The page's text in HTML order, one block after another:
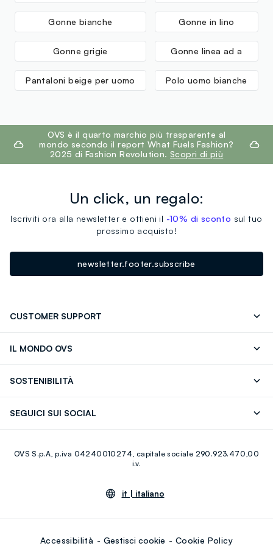
Gonne bianche Gonne in lino
Gonne grigie Gonne linea ad a
Pantaloni beige per uomo Polo uomo bianche
footer.ariatitleOVS è il quarto marchio più trasparente al
mondo secondo il report What Fuels Fashion?
2025 di Fashion Revolution. Scopri di più
Un click, un regalo:
Iscriviti ora alla newsletter e ottieni il -10% di sconto sul tuo
prossimo acquisto!
newsletter.footer.subscribe
CUSTOMER SUPPORT
IL MONDO OVS
Giftcard
SOSTENIBILITÀ
SEGUICI SUI SOCIAL
Youtube Linkedin
OVS S.p.A, p.iva 04240010274, capitale sociale 290.923.470,00
i.v.
it | italiano
Accessibilità Gestisci cookie Cookie Policy